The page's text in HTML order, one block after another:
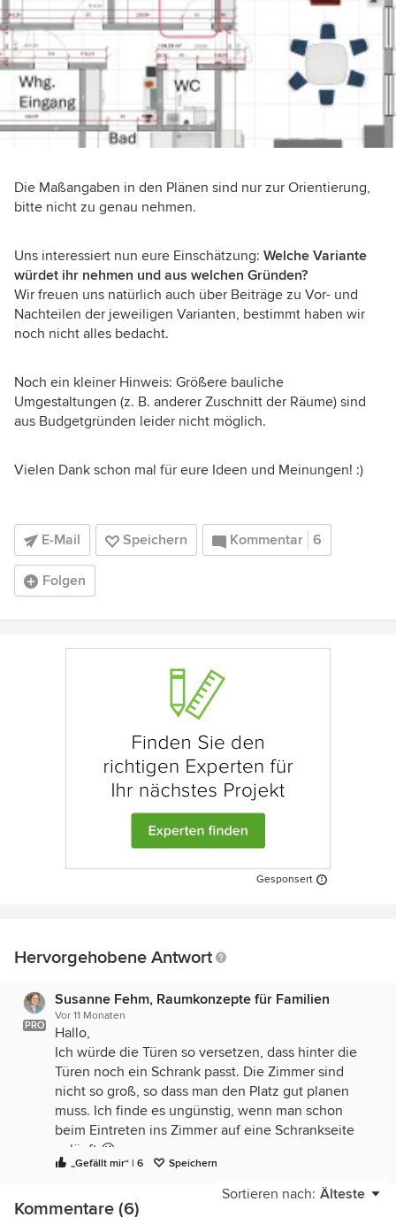
Die Maßangaben in den Plänen sind nur zur Orientierung,
bitte nicht zu genau nehmen.
Uns interessiert nun eure Einschätzung: Welche Variante
würdet ihr nehmen und aus welchen Gründen?
Wir freuen uns natürlich auch über Beiträge zu Vor- und
Nachteilen der jeweiligen Varianten, bestimmt haben wir
noch nicht alles bedacht.
Noch ein kleiner Hinweis: Größere bauliche
Umgestaltungen (z. B. anderer Zuschnitt der Räume) sind
aus Budgetgründen leider nicht möglich.
Vielen Dank schon mal für eure Ideen und Meinungen! :)
E-Mail Speichern Kommentar 6
Folgen
Gesponsert
Hervorgehobene Antwort
PRO
Susanne Fehm, Raumkonzepte für Familien
Vor 11 Monaten
Hallo,
Ich würde die Türen so versetzen, dass hinter die
Türen noch ein Schrank passt. Die Zimmer sind
nicht so groß, so dass man den Platz gut planen
muss. Ich finde es ungünstig, wenn man schon
beim Eintreten ins Zimmer auf eine Schrankseite
zuläuft 😉
Plant die Einrichtung und dann die Türposition!
Liebe Grüße,
„Gefällt mir“ | 6 Speichern
Sortieren nach: Älteste
Kommentare (6)